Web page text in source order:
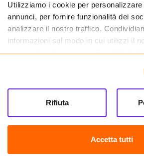
Utilizziamo i cookie per
annunci, per fornire funzionalità dei
analizzare il nostro traffico.
informazioni sul modo in cui utilizzi il
partner che si occupano di analisi dei
informazioni che hai fornito loro o che
tuo utilizzo dei loro servizi.
Accetta tutti
Rifiuta
Farma.it S.a.s. P. IVA 07417261216 REA: NA-884088
CREDITS
Sede legale Via delle Repubbliche Marinare 128, 80147